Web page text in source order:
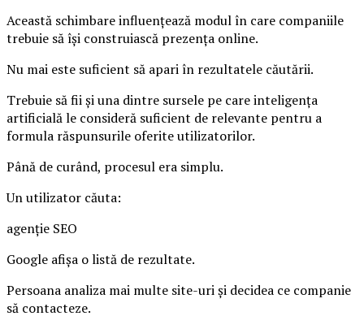
Această schimbare influențează modul în care companiile
trebuie să își construiască prezența online.
Nu mai este suficient să apari în rezultatele căutării.
Trebuie să fii și una dintre sursele pe care inteligența
artificială le consideră suficient de relevante pentru a
formula răspunsurile oferite utilizatorilor.
Până de curând, procesul era simplu.
Un utilizator căuta:
agenție SEO
Google afișa o listă de rezultate.
Persoana analiza mai multe site-uri și decidea ce companie
să contacteze.